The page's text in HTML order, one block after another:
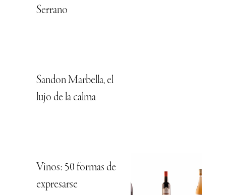
Serrano
Sandon Marbella, el
lujo de la calma
Vinos: 50 formas de
expresarse